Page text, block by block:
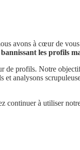
avons à cœur de
les profils
de profils. Notre
analysons
continuer à utiliser